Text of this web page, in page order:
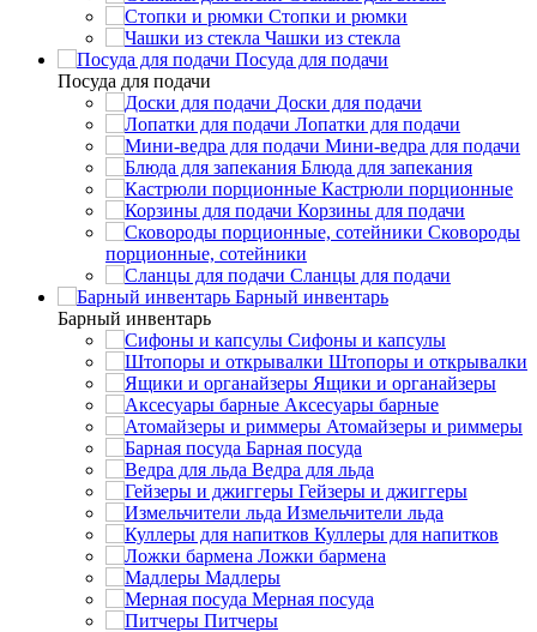
Стопки и рюмки
Чашки из стекла
Посуда для подачи
Посуда для подачи
Доски для подачи
Лопатки для подачи
Мини-ведра для подачи
Блюда для запекания
Кастрюли порционные
Корзины для подачи
Сковороды
порционные, сотейники
Сланцы для подачи
Барный инвентарь
Барный инвентарь
Сифоны и капсулы
Штопоры и открывалки
Ящики и органайзеры
Аксесуары барные
Атомайзеры и риммеры
Барная посуда
Ведра для льда
Гейзеры и джиггеры
Измельчители льда
Куллеры для напитков
Ложки бармена
Мадлеры
Мерная посуда
Питчеры